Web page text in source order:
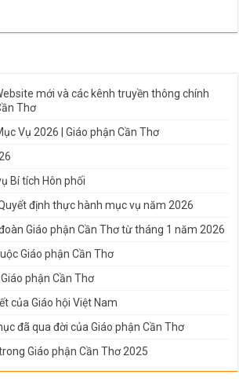
mới và các kênh truyền thông chính
Thơ
Vụ 2026 | Giáo phận Cần Thơ
Bí tích Hôn phối
định thực hành mục vụ năm 2026
Giáo phận Cần Thơ từ tháng 1 năm 2026
Giáo phận Cần Thơ
phận Cần Thơ
của Giáo hội Việt Nam
đã qua đời của Giáo phận Cần Thơ
Giáo phận Cần Thơ 2025